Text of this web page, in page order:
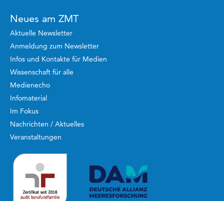
Neues am ZMT
Aktuelle Newsletter
Anmeldung zum Newsletter
Infos und Kontakte für Medien
Wissenschaft für alle
Medienecho
Infomaterial
Im Fokus
Nachrichten / Aktuelles
Veranstaltungen